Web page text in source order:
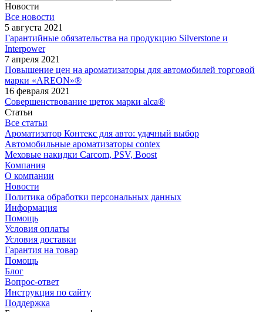
Новости
Все новости
5 августа 2021
Гарантийные обязательства на продукцию Silverstone и
Interpower
7 апреля 2021
Повышение цен на ароматизаторы для автомобилей торговой
марки «AREON»®
16 февраля 2021
Совершенствование щеток марки alca®
Статьи
Все статьи
Ароматизатор Контекс для авто: удачный выбор
Автомобильные ароматизаторы contex
Меховые накидки Carcom, PSV, Boost
Компания
О компании
Новости
Политика обработки персональных данных
Информация
Помощь
Условия оплаты
Условия доставки
Гарантия на товар
Помощь
Блог
Вопрос-ответ
Инструкция по сайту
Поддержка